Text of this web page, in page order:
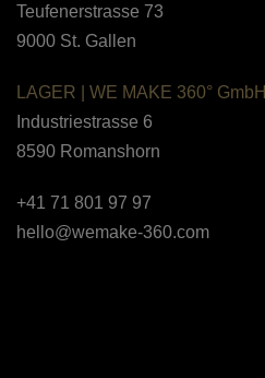
Teufenerstrasse 73
9000 St. Gallen
LAGER | WE MAKE 360° GmbH
Industriestrasse 6
8590 Romanshorn
+41 71 801 97 97
hello@wemake-360.com